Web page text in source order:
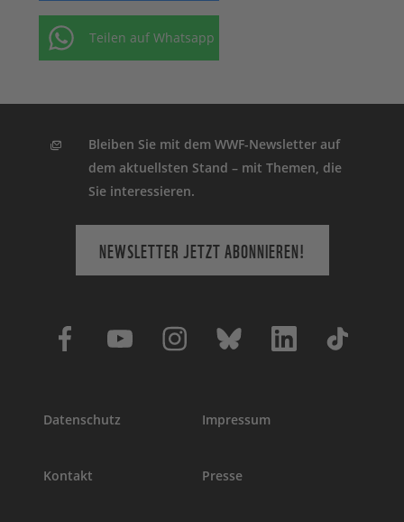
Teilen auf Whatsapp
Bleiben Sie mit dem WWF-Newsletter auf
dem aktuellsten Stand – mit Themen, die
Sie interessieren.
NEWSLETTER JETZT ABONNIEREN!
Datenschutz Impressum
Kontakt Presse